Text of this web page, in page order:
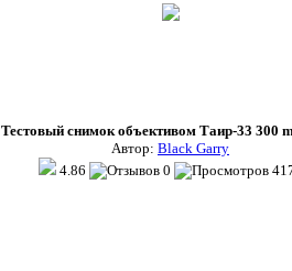
Тестовый снимок объективом Таир-33 300
Автор: Black Garry
4.86
0